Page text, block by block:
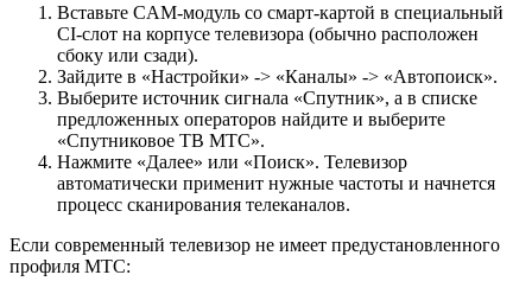
Вставьте CAM-модуль со смарт-картой в специальный
CI-слот на корпусе телевизора (обычно расположен
сбоку или сзади).
Зайдите в «Настройки» -> «Каналы» -> «Автопоиск».
Выберите источник сигнала «Спутник», а в списке
предложенных операторов найдите и выберите
«Спутниковое ТВ МТС».
Нажмите «Далее» или «Поиск». Телевизор
автоматически применит нужные частоты и начнется
процесс сканирования телеканалов.
Если современный телевизор не имеет предустановленного
профиля МТС: